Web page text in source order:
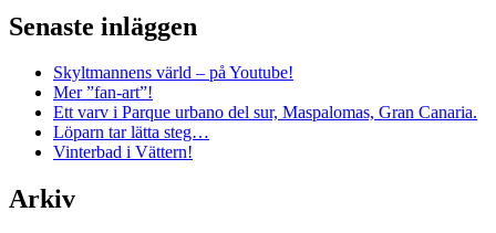
Senaste inläggen
Skyltmannens värld – på Youtube!
Mer ”fan-art”!
Ett varv i Parque urbano del sur, Maspalomas, Gran Canaria.
Löparn tar lätta steg…
Vinterbad i Vättern!
Arkiv